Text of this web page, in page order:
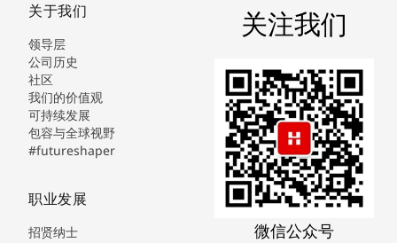
关于我们
领导层
公司历史
社区
我们的价值观
可持续发展
包容与全球视野
#futureshaper
职业发展
招贤纳士
关注我们
微信公众号